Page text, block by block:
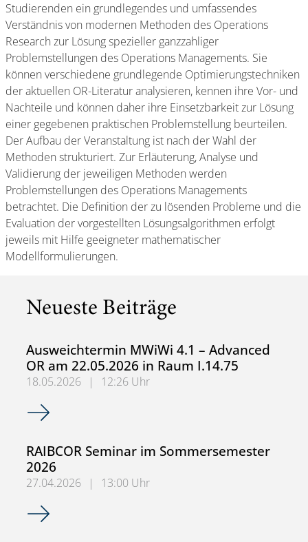
Studierenden ein grundlegendes und umfassendes
Verständnis von modernen Methoden des Operations
Research zur Lösung spezieller ganzzahliger
Problemstellungen des Operations Managements. Sie
können verschiedene grundlegende Optimierungstechniken
der aktuellen OR-Literatur analysieren, kennen ihre Vor- und
Nachteile und können daher ihre Einsetzbarkeit zur Lösung
einer gegebenen praktischen Problemstellung beurteilen.
Der Aufbau der Veranstaltung ist nach der Wahl der
Methoden strukturiert. Zur Erläuterung, Analyse und
Validierung der jeweiligen Methoden werden
Problemstellungen des Operations Managements
betrachtet. Die Definition der zu lösenden Probleme und die
Evaluation der vorgestellten Lösungsalgorithmen erfolgt
jeweils mit Hilfe geeigneter mathematischer
Modellformulierungen.
Neueste Beiträge
Ausweichtermin MWiWi 4.1 – Advanced
OR am 22.05.2026 in Raum I.14.75
18.05.2026 |
12:26 Uhr
Ausweichtermin MWiWi 4.1 – Advanced OR am
RAIBCOR Seminar im Sommersemester
2026
27.04.2026 |
13:00 Uhr
RAIBCOR Seminar im Sommersemester 2026